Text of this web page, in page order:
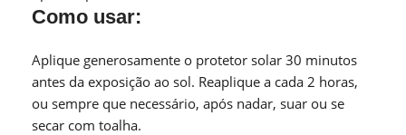
Como usar:
Aplique generosamente o protetor solar 30 minutos
antes da exposição ao sol. Reaplique a cada 2 horas,
ou sempre que necessário, após nadar, suar ou se
secar com toalha.